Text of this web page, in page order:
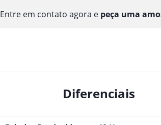
Entre em contato agora e peça uma
Diferenciais